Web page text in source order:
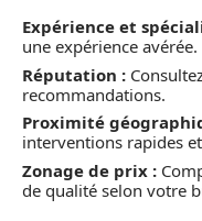
Expérience et
une expérience avérée.
Réputation :
recommandations.
Proximité
interventions rapides
Zonage de prix :
de qualité selon votre